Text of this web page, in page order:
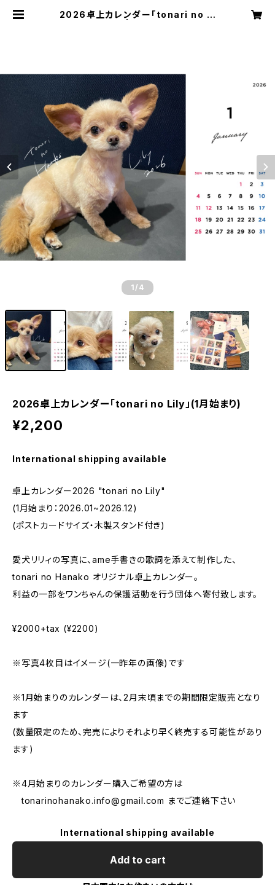
2026卓上カレンダー「tonari no Li
1 /4
2026卓上カレンダー「tonari no Lily」(1月始まり)
¥2,200
International shipping available
卓上カレンダー2026 "tonari no Lily"
(1月始まり：2026.01~2026.12)
(ポストカードサイズ・木製スタンド付き)
愛犬リリィの写真に、ame手書きの歌詞を添えて制作した、
tonari no Hanako オリジナル卓上カレンダー。
利益の一部をワンちゃんの保護活動を行う団体へ寄付致します。
¥2000+tax (¥2200)
※写真4枚目はイメージ(一昨年の画像)です
※1月始まりのカレンダーは、2月末頃までの期間限定販売となり
ます
(数量限定のため、完売によりそれより早く終売する可能性があり
ます)
※4月始まりのカレンダー購入ご希望の方は
tonarinohanako.info@gmail.com までご連絡下さい
International shipping available
Add to cart